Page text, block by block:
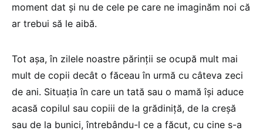
moment dat şi nu de cele pe care ne imaginăm noi că
ar trebui să le aibă.
Tot aşa, în zilele noastre părinţii se ocupă mult mai
mult de copii decât o făceau în urmă cu câteva zeci
de ani. Situaţia în care un tată sau o mamă îşi aduce
acasă copilul sau copiii de la grădiniţă, de la creşă
sau de la bunici, întrebându-l ce a făcut, cu cine s-a